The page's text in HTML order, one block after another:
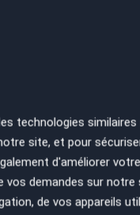
technologies
site, et pour
d'améliorer
vos demandes sur
de vos appareils